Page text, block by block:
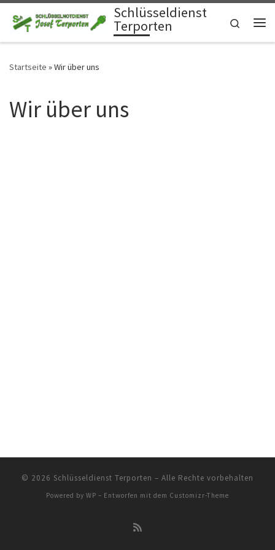
Zum Inhalt springen Schlüsseldienst
Terporten
Search
Startseite »Wir über uns
Wir über uns
© 2026 Schlüsseldienst Terporten – Alle Rechte vorbehalten
Powered by WP – Entworfen mit dem Customizr-Theme